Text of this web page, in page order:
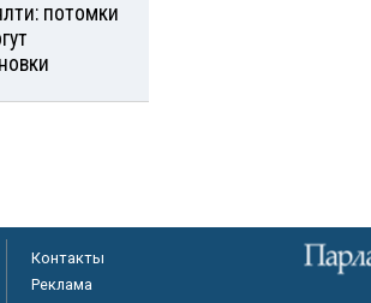
потомки
Контакты
Реклама